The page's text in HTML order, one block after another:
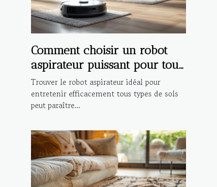
Comment choisir un robot
aspirateur puissant pour tout
type de sol ?
Trouver le robot aspirateur idéal pour
entretenir efficacement tous types de sols
peut paraître...